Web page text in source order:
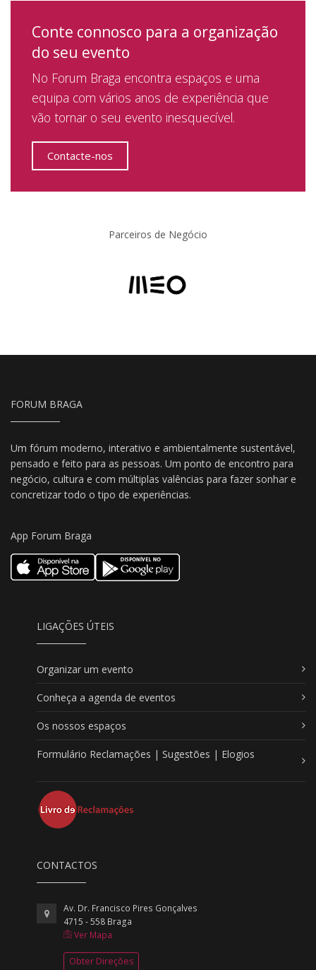
Conte connosco para a organização
do seu evento
No Forum Braga encontra espaços e uma
equipa com vários anos de experiência que
vão tornar o seu evento inesquecível.
Contacte-nos
Parceiros de Negócio
FORUM BRAGA
Um fórum moderno, interativo e ambientalmente sustentável,
pensado e feito para as pessoas. Um ponto de encontro para
negócio, cultura e com múltiplas valências para fazer sonhar e
concretizar todo o tipo de experiências.
App Forum Braga
LIGAÇÕES ÚTEIS
Organizar um evento
Conheça a agenda de eventos
Os nossos espaços
Formulário Reclamações | Sugestões | Elogios
CONTACTOS
Av. Dr. Francisco Pires Gonçalves
4715 - 558 Braga
Ver Mapa
Obter Direções